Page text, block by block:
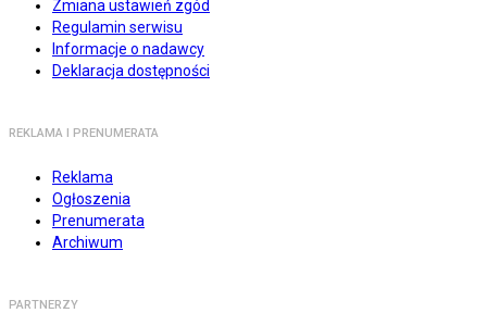
Zmiana ustawień zgód
Regulamin serwisu
Informacje o nadawcy
Deklaracja dostępności
REKLAMA I PRENUMERATA
Reklama
Ogłoszenia
Prenumerata
Archiwum
PARTNERZY